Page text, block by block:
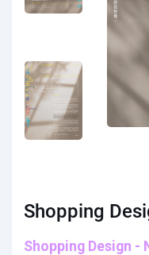
Shopping
Shopping Design -